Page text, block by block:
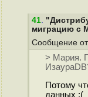
41.
миграцию с
Сообщение от
> Мария.
Потому
данных :(